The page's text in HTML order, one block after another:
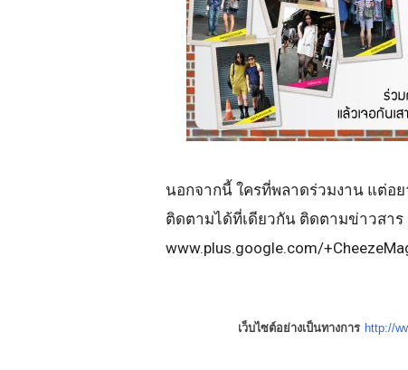
นอกจากนี้ ใครที่พลาดร่วมงาน แต่อ
ติดตามได้ที่เดียวกัน ติดตามข่าวสา
www.plus.google.com/
เว็บไซต์อย่างเป็นทางการ http://